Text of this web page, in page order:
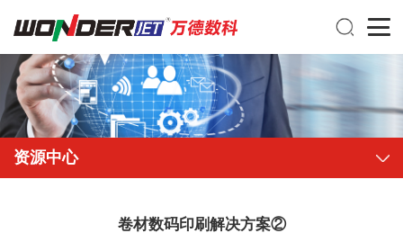
资源中心
卷材数码印刷解决方案②